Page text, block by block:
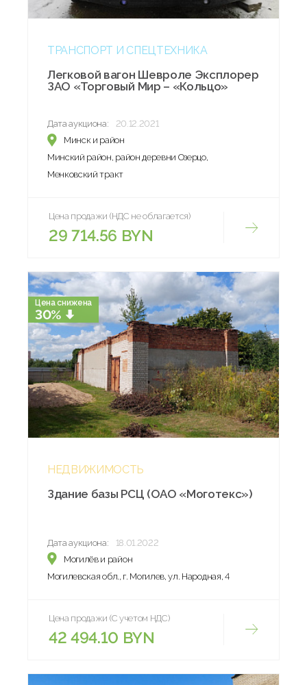
ТРАНСПОРТ И СПЕЦТЕХНИКА
Легковой вагон Шевроле Эксплорер
ЗАО «Торговый Мир – «Кольцо»
Дата аукциона:
20.12.2021
Минск и район
Минский район, район деревни Озерцо,
Менковский тракт
Цена продажи (НДС не облагается)
29 714.56 BYN
Цена снижена
30%
НЕДВИЖИМОСТЬ
Здание базы РСЦ (ОАО «Моготекс»)
Дата аукциона:
18.01.2022
Могилёв и район
Могилевская обл., г. Могилев, ул. Народная, 4
Цена продажи (С учетом НДС)
42 494.10 BYN